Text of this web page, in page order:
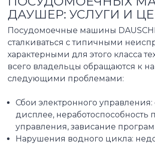
ДАУШЕР: УСЛУГИ И
Посудомоечные машины
сталкиваться с типичными
характерными для этого класса
всего владельцы обращаются к
следующими проблемами:
Сбои электронного
дисплее, неработоспособность
управления, зависание
Нарушения водного цикла: